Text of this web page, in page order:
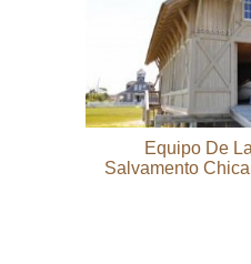
Equipo De
Salvamento